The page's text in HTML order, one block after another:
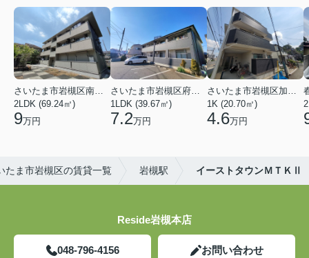
2LDK (69.24㎡)
9万円
1LDK (39.67㎡)
7.2万円
1K (20.70㎡)
4.6万円
たま市岩槻区の賃貸一覧 岩槻駅 イーストタウンＭＴＫⅡ
Reside岩槻本店
048-796-4156 お問い合わせ